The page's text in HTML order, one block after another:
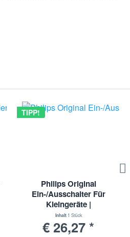
TIPP!
Philips Original
Ein-/Ausschalter Für
Kleingeräte |
432200650580
Inhalt 1 Stück
€ 26,27 *